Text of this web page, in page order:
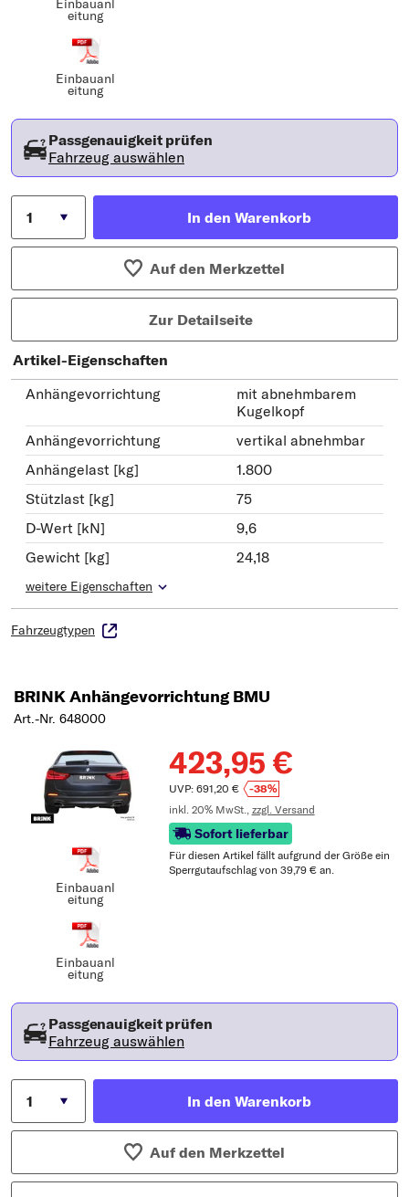
Einbauanl
eitung
Einbauanl
eitung
Passgenauigkeit prüfen
Fahrzeug auswählen
In den Warenkorb
Auf den Merkzettel
Zur Detailseite
Artikel-Eigenschaften
Anhängevorrichtung
mit abnehmbarem
Kugelkopf
Anhängevorrichtung
vertikal abnehmbar
Anhängelast [kg]
1.800
Stützlast [kg]
75
D-Wert [kN]
9,6
Gewicht [kg]
24,18
weitere Eigenschaften
Fahrzeugtypen
BRINK Anhängevorrichtung BMU
Art.-Nr. 648000
Einbauanl
eitung
Einbauanl
eitung
423,95 €
UVP: 691,20 €
-38%
inkl. 20% MwSt., zzgl. Versand
Sofort lieferbar
Für diesen Artikel fällt aufgrund der Größe ein
Sperrgutaufschlag von 39,79 € an.
Passgenauigkeit prüfen
Fahrzeug auswählen
In den Warenkorb
Auf den Merkzettel